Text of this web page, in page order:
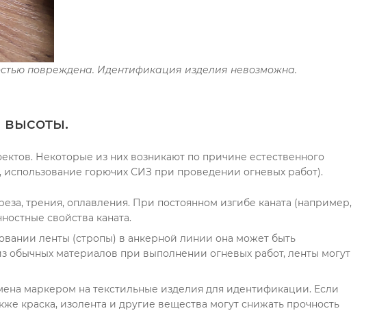
повреждена. Идентификация изделия невозможна.
Некоторые из них возникают по причине естественного
горючих СИЗ при проведении огневых работ).
трения, оплавления. При постоянном изгибе каната (например,
свойства каната.
ленты (стропы) в анкерной линии она может быть
обычных материалов при выполнении огневых работ, ленты могут
маркером на текстильные изделия для идентификации. Если
краска, изолента и другие вещества могут снижать прочность